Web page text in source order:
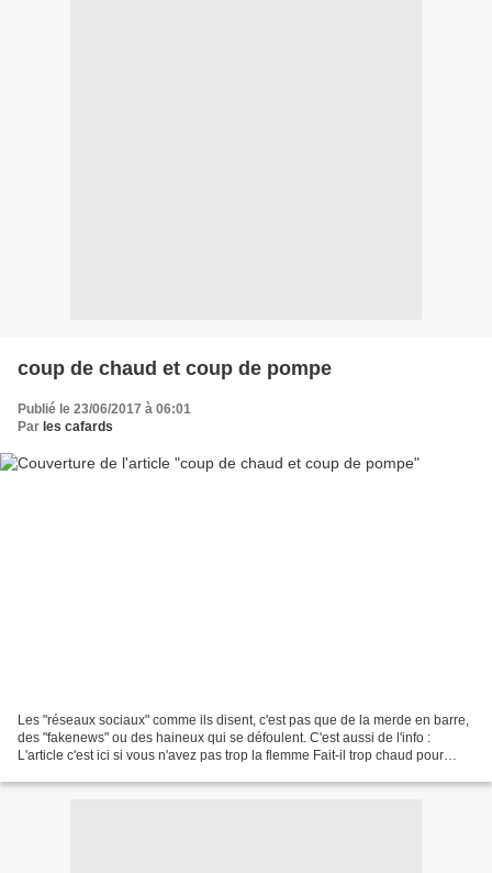
coup de chaud et coup de pompe
Publié le 23/06/2017 à 06:01
Par les cafards
Les "réseaux sociaux" comme ils disent, c'est pas que de la merde en barre,
des "fakenews" ou des haineux qui se défoulent. C'est aussi de l'info :
L'article c'est ici si vous n'avez pas trop la flemme Fait-il trop chaud pour